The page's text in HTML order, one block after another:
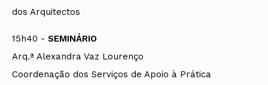
dos Arquitectos
15h40 - SEMINÁRIO
Arq.ª Alexandra Vaz Lourenço
Coordenação dos Serviços de Apoio à Prática